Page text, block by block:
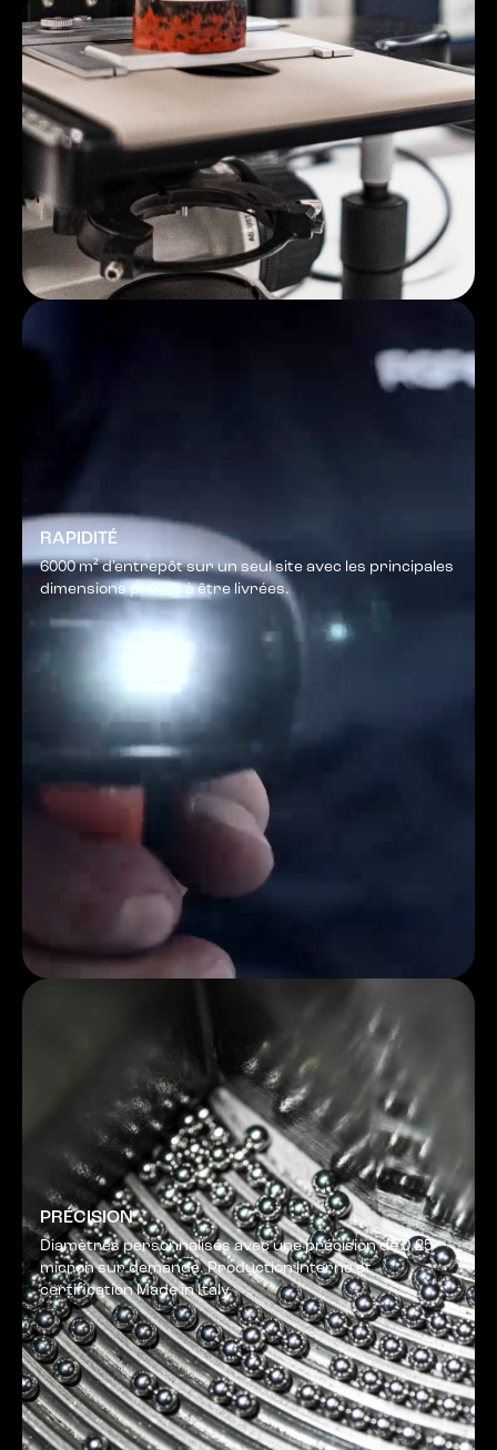
RAPIDITÉ
6000 m² d’entrepôt sur un seul site avec les principales
dimensions prêtes à être livrées.
PRÉCISION
Diamètres personnalisés avec une précision de 0,25
micron sur demande. Production interne et
certification Made in Italy.